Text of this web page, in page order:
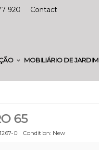
920 Contact
MOBILIÁRIO DE JARDIM
65
0 Condition: New